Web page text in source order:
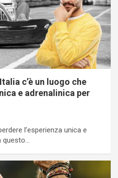
c’è un luogo che
e adrenalinica per
l’esperienza unica e
questo…